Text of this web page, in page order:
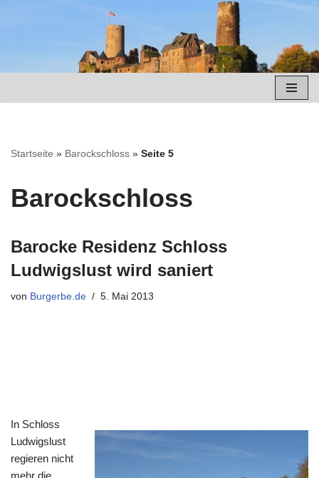
springen
Startseite » Barockschloss » Seite 5
Barockschloss
Barocke Residenz Schloss
Ludwigslust wird saniert
von Burgerbe.de 5. Mai 2013
In Schloss
Ludwigslust
regieren nicht
mehr die